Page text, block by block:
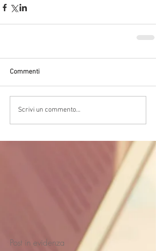
Commenti
Scrivi un commento...
Post in evidenza